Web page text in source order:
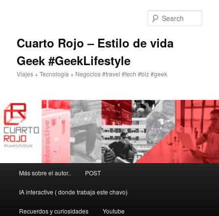
Cuarto Rojo – Estilo de vida
Geek #GeekLifestyle
Viajes + Tecnología + Negocios #travel #tech #biz #geek
Más sobre el autor.. POST
IA interactive ( donde trabaja este chavo)
Recuerdos y curiosidades Youtube